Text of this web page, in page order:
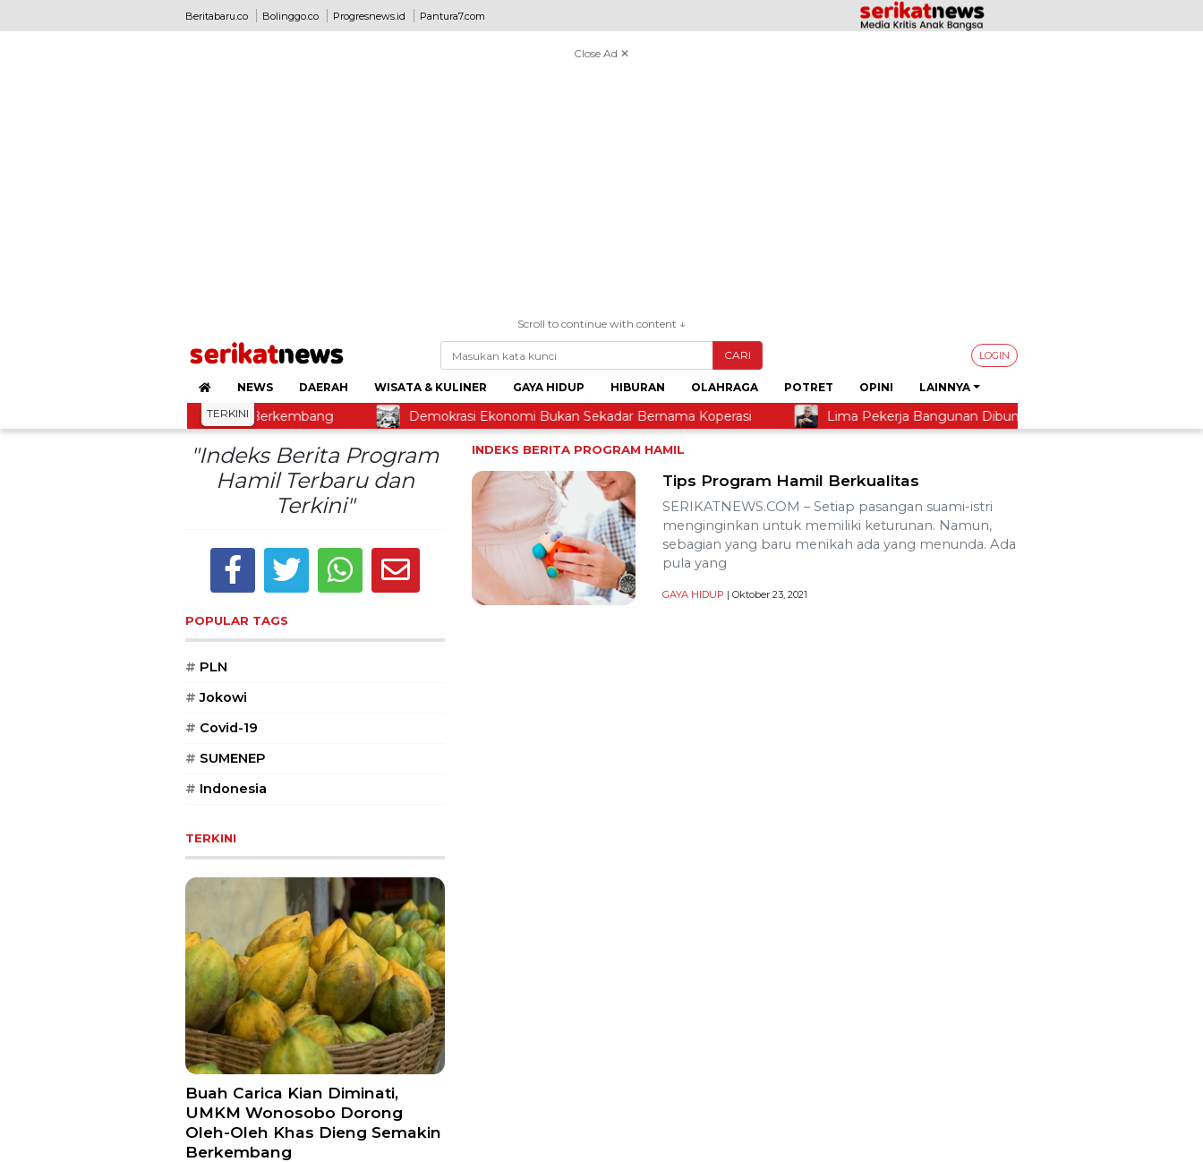
Beritabaru.co Bolinggo.co Progresnews.id Pantura7.com
Close Ad ✕
Scroll to continue with content ↓
CARI LOGIN
NEWS DAERAH WISATA & KULINER GAYA HIDUP HIBURAN OLAHRAGA POTRET OPINI
LAINNYA
TERKINI
Oleh-Oleh Khas Dieng Semakin Berkembang Demokrasi Ekonomi Bukan Sekadar Bernama Koperasi Lima Pekerja Bangunan Dibunuh OPM, Komisi XIII: Negara
INDEKS BERITA PROGRAM HAMIL
Tips Program Hamil Berkualitas
SERIKATNEWS.COM – Setiap pasangan suami-istri
menginginkan untuk memiliki keturunan. Namun,
sebagian yang baru menikah ada yang menunda. Ada
pula yang
GAYA HIDUP | Oktober 23, 2021
"Indeks Berita Program
Hamil Terbaru dan
Terkini"
POPULAR TAGS
# PLN
# Jokowi
# Covid-19
# SUMENEP
# Indonesia
TERKINI
Buah Carica Kian Diminati,
UMKM Wonosobo Dorong
Oleh-Oleh Khas Dieng Semakin
Berkembang